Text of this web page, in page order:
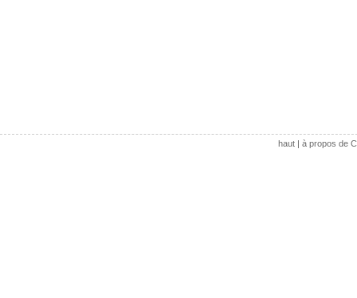
haut| à propos de